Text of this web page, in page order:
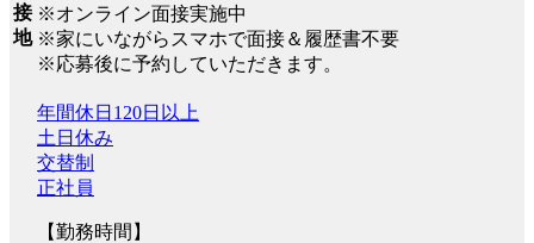
接
地
※オンライン面接実施中
※家にいながらスマホで面接＆履歴書不要
※応募後に予約していただきます。
年間休日120日以上
土日休み
交替制
正社員
【勤務時間】